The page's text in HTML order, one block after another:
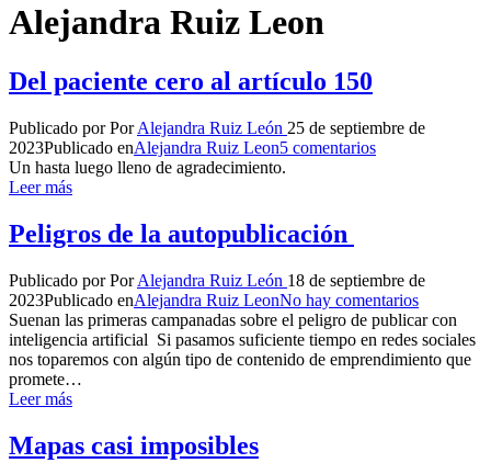
Alejandra Ruiz Leon
Del paciente cero al artículo 150
Publicado por PorAlejandra Ruiz León 25 de septiembre de
2023Publicado enAlejandra Ruiz Leon5 comentarios
Un hasta luego lleno de agradecimiento.
Leer más
Peligros de la autopublicación
Publicado por PorAlejandra Ruiz León 18 de septiembre de
2023Publicado enAlejandra Ruiz LeonNo hay comentarios
Suenan las primeras campanadas sobre el peligro de publicar con
inteligencia artificial Si pasamos suficiente tiempo en redes sociales
nos toparemos con algún tipo de contenido de emprendimiento que
promete…
Leer más
Mapas casi imposibles